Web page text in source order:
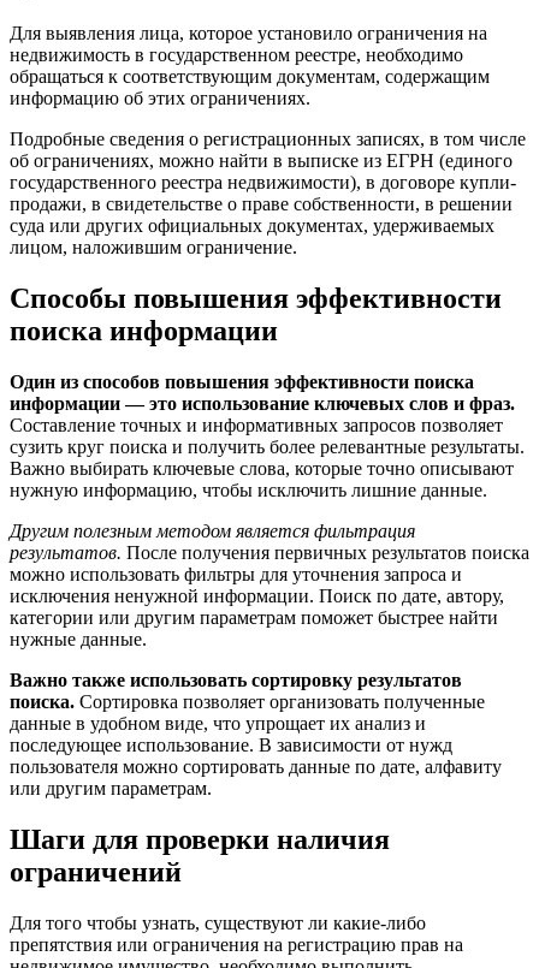
Для выявления лица, которое установило ограничения на
недвижимость в государственном реестре, необходимо
обращаться к соответствующим документам, содержащим
информацию об этих ограничениях.
Подробные сведения о регистрационных записях, в том числе
об ограничениях, можно найти в выписке из ЕГРН (единого
государственного реестра недвижимости), в договоре купли-
продажи, в свидетельстве о праве собственности, в решении
суда или других официальных документах, удерживаемых
лицом, наложившим ограничение.
Способы повышения эффективности
поиска информации
Один из способов повышения эффективности поиска
информации — это использование ключевых слов и фраз.
Составление точных и информативных запросов позволяет
сузить круг поиска и получить более релевантные результаты.
Важно выбирать ключевые слова, которые точно описывают
нужную информацию, чтобы исключить лишние данные.
Другим полезным методом является фильтрация
результатов. После получения первичных результатов поиска
можно использовать фильтры для уточнения запроса и
исключения ненужной информации. Поиск по дате, автору,
категории или другим параметрам поможет быстрее найти
нужные данные.
Важно также использовать сортировку результатов
поиска. Сортировка позволяет организовать полученные
данные в удобном виде, что упрощает их анализ и
последующее использование. В зависимости от нужд
пользователя можно сортировать данные по дате, алфавиту
или другим параметрам.
Шаги для проверки наличия
ограничений
Для того чтобы узнать, существуют ли какие-либо
препятствия или ограничения на регистрацию прав на